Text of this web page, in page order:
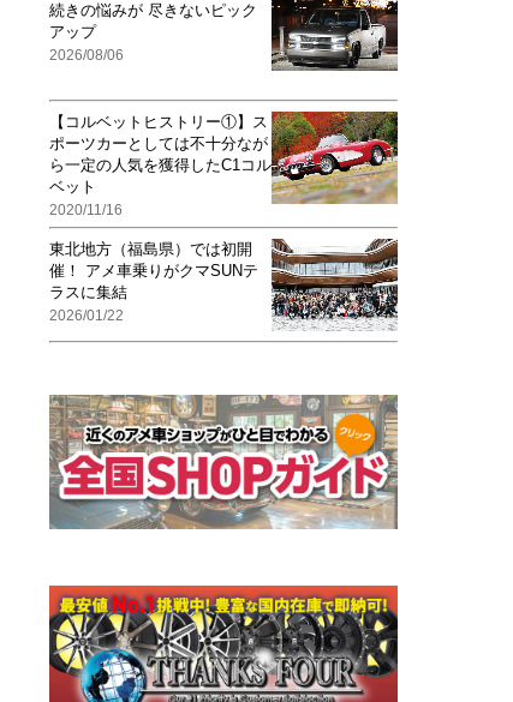
続きの悩みが 尽きないピック
アップ
2026/08/06
【コルベットヒストリー①】ス
ポーツカーとしては不十分なが
ら一定の人気を獲得したC1コル
ベット
2020/11/16
東北地方（福島県）では初開
催！ アメ車乗りがクマSUNテ
ラスに集結
2026/01/22